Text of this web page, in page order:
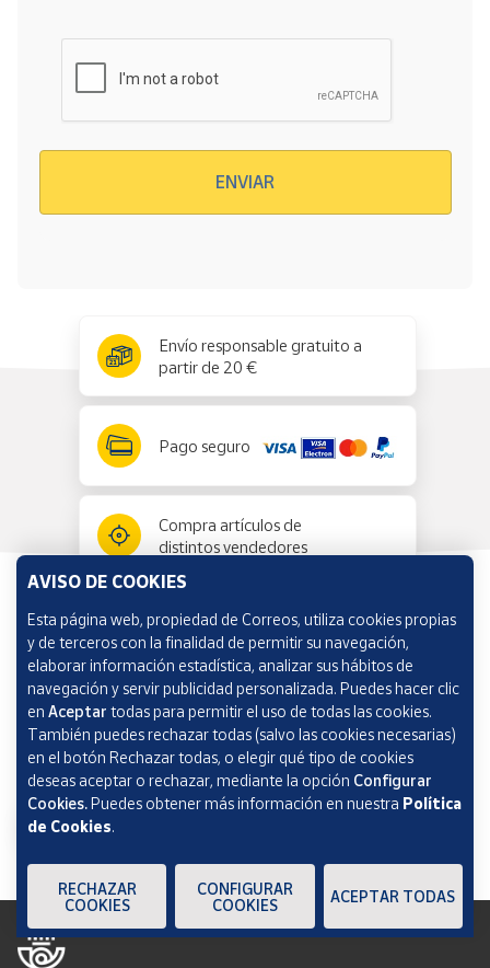
ENVIAR
Envío responsable gratuito a
partir de 20 €
Pago seguro
Compra artículos de
distintos vendedores
Información y ayuda
Correos Market
AVISO DE COOKIES
Esta página web, propiedad de Correos, utiliza cookies propias
y de terceros con la finalidad de permitir su navegación,
elaborar información estadística, analizar sus hábitos de
navegación y servir publicidad personalizada. Puedes hacer clic
en Aceptar todas para permitir el uso de todas las cookies.
También puedes rechazar todas (salvo las cookies necesarias)
en el botón Rechazar todas, o elegir qué tipo de cookies
deseas aceptar o rechazar, mediante la opción Configurar
Cookies.Puedes obtener más información en nuestra Política
de Cookies.
RECHAZAR
COOKIES
CONFIGURAR
COOKIES
ACEPTAR TODAS